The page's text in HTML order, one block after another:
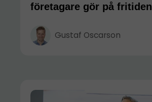
företagare gör på fritiden
Gustaf Oscarson